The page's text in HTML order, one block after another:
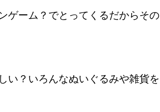
ゲーム？でとってくるだからその
い？いろんなぬいぐるみや雑貨を